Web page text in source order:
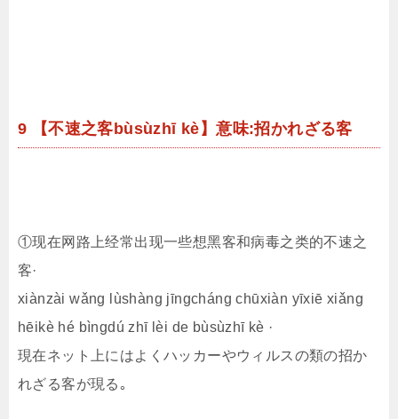
9 【不速之客bùsùzhī kè】意味:招かれざる客
①现在网路上经常出现一些想黑客和病毒之类的不速之
客·
xiànzài wǎng lùshàng jīngcháng chūxiàn yīxiē xiǎng
hēikè hé bìngdú zhī lèi de bùsùzhī kè ·
現在ネット上にはよくハッカーやウィルスの類の招か
れざる客が現る｡